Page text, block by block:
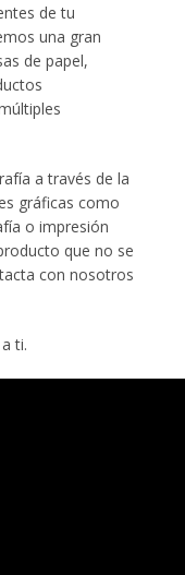
de tu
una gran
de papel,
a través de la
gráficas como
o impresión
que no se
con nosotros
ti.